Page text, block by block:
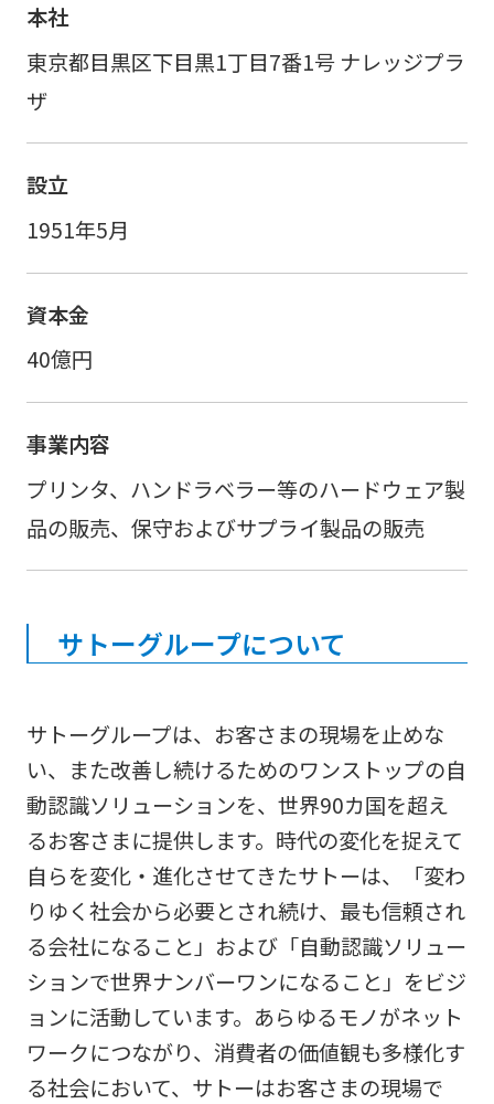
本社
東京都目黒区下目黒1丁目7番1号 ナレッジプラ
ザ
設立
1951年5月
資本金
40億円
事業内容
プリンタ、ハンドラベラー等のハードウェア製
品の販売、保守およびサプライ製品の販売
サトーグループについて
サトーグループは、お客さまの現場を止めな
い、また改善し続けるためのワンストップの自
動認識ソリューションを、世界90カ国を超え
るお客さまに提供します。時代の変化を捉えて
自らを変化・進化させてきたサトーは、「変わ
りゆく社会から必要とされ続け、最も信頼され
る会社になること」および「自動認識ソリュー
ションで世界ナンバーワンになること」をビジ
ョンに活動しています。あらゆるモノがネット
ワークにつながり、消費者の価値観も多様化す
る社会において、サトーはお客さまの現場で